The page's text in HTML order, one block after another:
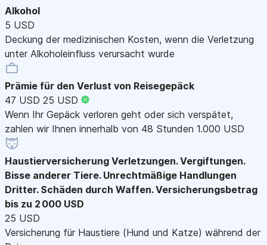
Alkohol
5 USD
Deckung der medizinischen Kosten, wenn die Verletzung
unter Alkoholeinfluss verursacht wurde
Prämie für den Verlust von Reisegepäck
47 USD 25 USD
Wenn Ihr Gepäck verloren geht oder sich verspätet,
zahlen wir Ihnen innerhalb von 48 Stunden 1.000 USD
Haustierversicherung Verletzungen. Vergiftungen.
Bisse anderer Tiere. Unrechtmäßige Handlungen
Dritter. Schäden durch Waffen. Versicherungsbetrag
bis zu 2 000 USD
25 USD
Versicherung für Haustiere (Hund und Katze) während der